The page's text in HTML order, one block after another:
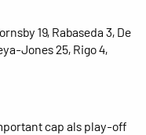
19, Rabaseda 3, De
Jones 25, Rigo 4,
cap als play-off